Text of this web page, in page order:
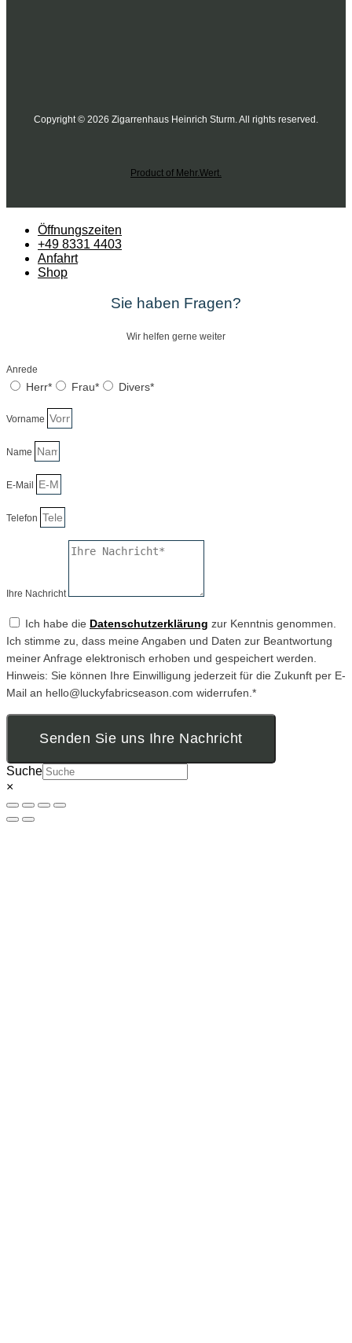
Copyright © 2026 Zigarrenhaus Heinrich Sturm. All rights reserved.
Product of Mehr.Wert.
Öffnungszeiten
+49 8331 4403
Anfahrt
Shop
Sie haben Fragen?
Wir helfen gerne weiter
Anrede
Herr* Frau* Divers*
Vorname
Name
E-Mail
Telefon
Ihre Nachricht
Ich habe die Datenschutzerklärung zur Kenntnis genommen.
Ich stimme zu, dass meine Angaben und Daten zur Beantwortung
meiner Anfrage elektronisch erhoben und gespeichert werden.
Hinweis: Sie können Ihre Einwilligung jederzeit für die Zukunft per E-
Mail an hello@luckyfabricseason.com widerrufen.*
Senden Sie uns Ihre Nachricht
Suche
×